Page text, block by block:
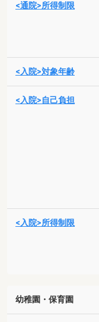
<通院>所得制限
<入院>対象年齢
<入院>自己負担
<入院>所得制限
幼稚園・保育園